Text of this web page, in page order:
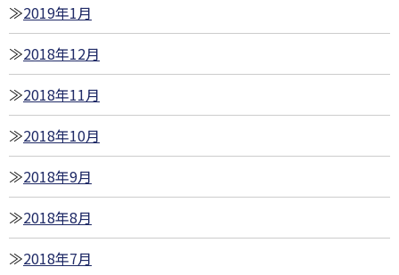
2019年1月
2018年12月
2018年11月
2018年10月
2018年9月
2018年8月
2018年7月